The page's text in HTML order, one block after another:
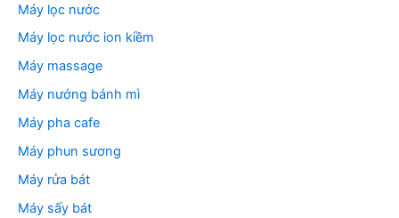
Máy lọc nước
Máy lọc nước ion kiềm
Máy massage
Máy nướng bánh mì
Máy pha cafe
Máy phun sương
Máy rửa bát
Máy sấy bát